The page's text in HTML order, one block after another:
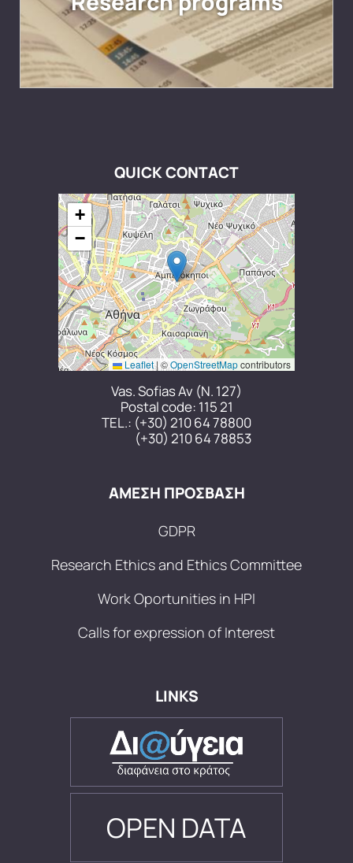
QUICK CONTACT
+
−
Leaflet|©OpenStreetMapcontributors
Vas. Sofias Av (N. 127)
Postal code: 115 21
TEL.: (+30) 210 64 78800
(+30) 210 64 78853
ΑΜΕΣΗ ΠΡΟΣΒΑΣΗ
GDPR
Research Ethics and Ethics Committee
Work Oportunities in HPI
Calls for expression of Interest
LINKS
OPEN DATA